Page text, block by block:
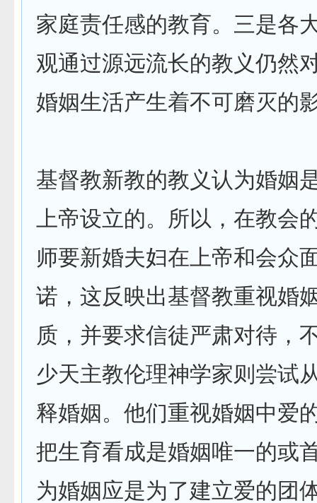
家庭责任感的教育。三是各
观通过源远流长的教义仍然
婚姻生活产生着不可磨灭的
基督教新教的教义认为婚姻
上帝设立的。所以，在教会
师要新婚夫妇在上帝和会众
诺，这反映出基督教重视婚
质，并要求信徒严肃对待，
少天主教伦理神学家则尝试
释婚姻。他们重视婚姻中爱
把生育看成是婚姻唯一的或
为婚姻应是为了建立爱的团